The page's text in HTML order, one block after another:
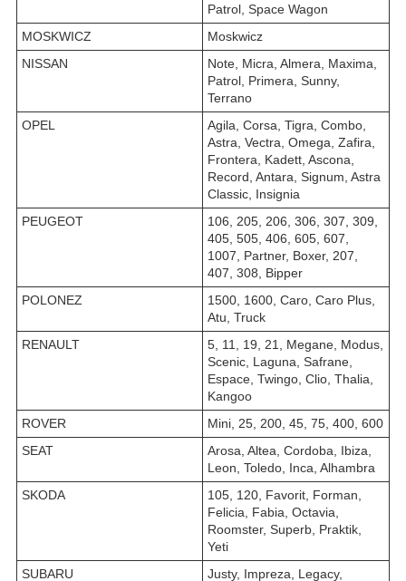
Patrol, Space Wagon
MOSKWICZ
Moskwicz
NISSAN
Note, Micra, Almera, Maxima,
Patrol, Primera, Sunny,
Terrano
OPEL
Agila, Corsa, Tigra, Combo,
Astra, Vectra, Omega, Zafira,
Frontera, Kadett, Ascona,
Record, Antara, Signum, Astra
Classic, Insignia
PEUGEOT
106, 205, 206, 306, 307, 309,
405, 505, 406, 605, 607,
1007, Partner, Boxer, 207,
407, 308, Bipper
POLONEZ
1500, 1600, Caro, Caro Plus,
Atu, Truck
RENAULT
5, 11, 19, 21, Megane, Modus,
Scenic, Laguna, Safrane,
Espace, Twingo, Clio, Thalia,
Kangoo
ROVER
Mini, 25, 200, 45, 75, 400, 600
SEAT
Arosa, Altea, Cordoba, Ibiza,
Leon, Toledo, Inca, Alhambra
SKODA
105, 120, Favorit, Forman,
Felicia, Fabia, Octavia,
Roomster, Superb, Praktik,
Yeti
SUBARU
Justy, Impreza, Legacy,